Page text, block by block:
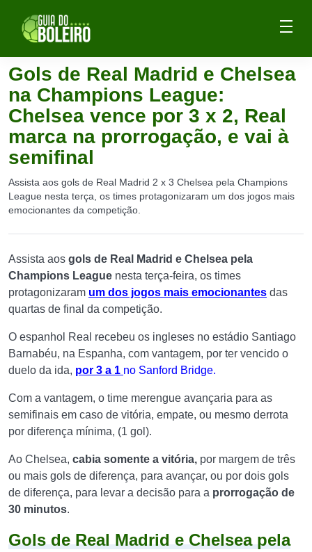
Gols de Real Madrid e Chelsea
na Champions League:
Chelsea vence por 3 x 2, Real
marca na prorrogação, e vai à
semifinal
Assista aos gols de Real Madrid 2 x 3 Chelsea pela Champions
League nesta terça, os times protagonizaram um dos jogos mais
emocionantes da competição.
Assista aos gols de Real Madrid e Chelsea pela
Champions League nesta terça-feira, os times
protagonizaram um dos jogos mais emocionantes das
quartas de final da competição.
O espanhol Real recebeu os ingleses no estádio Santiago
Barnabéu, na Espanha, com vantagem, por ter vencido o
duelo da ida, por 3 a 1 no Sanford Bridge.
Com a vantagem, o time merengue avançaria para as
semifinais em caso de vitória, empate, ou mesmo derrota
por diferença mínima, (1 gol).
Ao Chelsea, cabia somente a vitória, por margem de três
ou mais gols de diferença, para avançar, ou por dois gols
de diferença, para levar a decisão para a prorrogação de
30 minutos.
Gols de Real Madrid e Chelsea pela